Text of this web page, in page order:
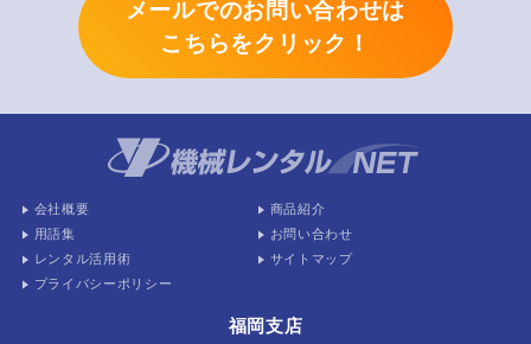
メールでのお問い合わせは
こちらをクリック！
会社概要
商品紹介
用語集
お問い合わせ
レンタル活用術
サイトマップ
プライバシーポリシー
福岡支店